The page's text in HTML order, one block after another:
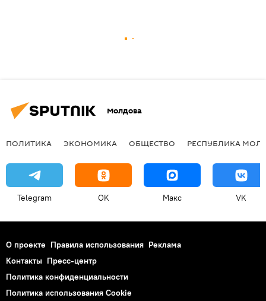
Молдова
ПОЛИТИКА ЭКОНОМИКА ОБЩЕСТВО РЕСПУБЛИКА
Telegram OK Макс VK
О проекте Правила использования Реклама
Контакты Пресс-центр
Политика конфиденциальности
Политика использования Cookie